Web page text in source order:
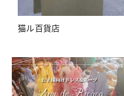
猫ル百貨店